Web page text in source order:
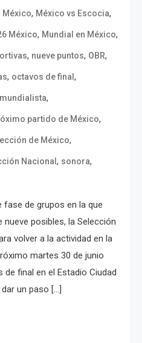
México, México vs Escocia,
México, Mundial en México,
, nueve puntos, OBR,
, octavos de final ,
,
partido de México,
de México,
Nacional , sonora,
fase de grupos en la que
posibles, la Selección
volver a la actividad en la
martes 30 de junio
final en el Estadio Ciudad
un paso […]